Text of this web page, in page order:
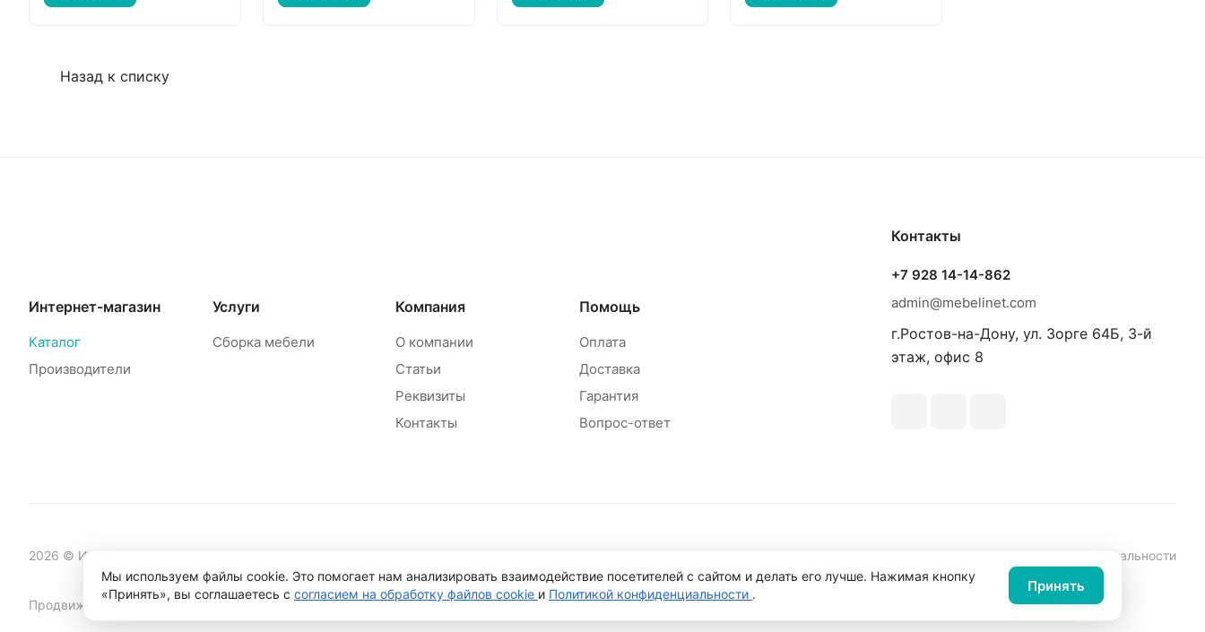
Назад к списку
Интернет-магазин
Каталог
Производители
Услуги
Сборка мебели
Компания
О компании
Статьи
Реквизиты
Контакты
Помощь
Оплата
Доставка
Гарантия
Вопрос-ответ
Контакты
+7 928 14-14-862
admin@mebelinet.com
г.Ростов-на-Дону, ул. Зорге 64Б, 3-й
этаж, офис 8
2026 © Интернет-магазин мебели Mebelinet Политика конфиденциальности
Продвижение сайта студия Рекламный контент
Мы используем файлы cookie. Это помогает нам анализировать взаимодействие посетителей с сайтом и делать его лучше. Нажимая кнопку
«Принять», вы соглашаетесь с согласием на обработку файлов cookie и Политикой конфиденциальности . Принять